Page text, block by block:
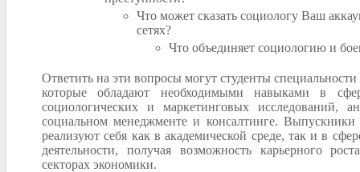
Что может сказать социологу Ваш
сетях?
Что объединяет социологию и
Ответить на эти вопросы могут студенты
которые обладают необходимыми навыками в
социологических и маркетинговых исследований,
социальном менеджменте и консалтинге. Выпускники
реализуют себя как в академической среде, так и в
деятельности, получая возможность карьерного
секторах экономики.